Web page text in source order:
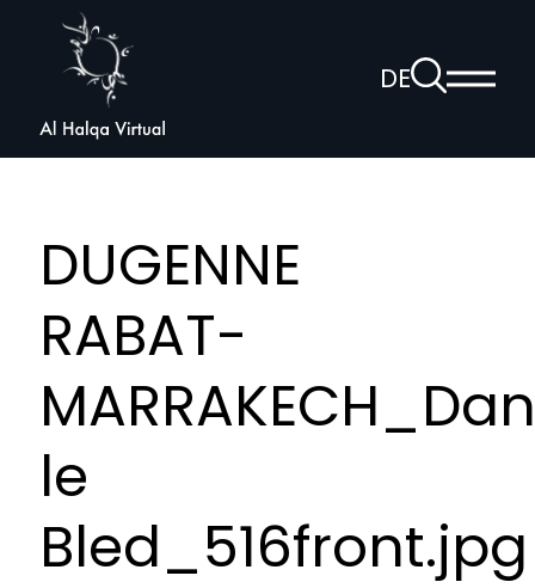
Halqa
DEZur
Suchseite
DUGENNE
RABAT-
le
Bled_516front.jpg